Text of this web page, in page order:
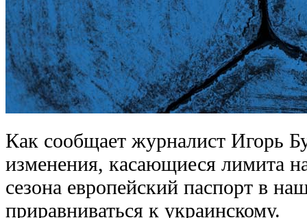
Как сообщает журналист Игорь
изменения, касающиеся лимита
сезона европейский паспорт в
приравниваться к украинскому.